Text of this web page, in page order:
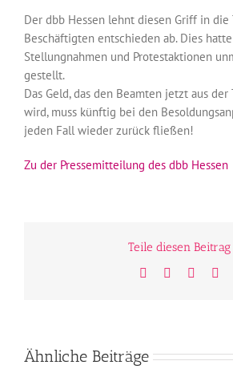
Der dbb Hessen lehnt diesen Griff in die
Beschäftigten entschieden ab. Dies
Stellungnahmen und Protestaktionen
gestellt.
Das Geld, das den Beamten jetzt aus der
wird, muss künftig bei den
jeden Fall wieder zurück fließen!
Zu der Pressemitteilung des dbb Hessen
Teile diesen Beitrag
Facebook
Twitter
Ähnliche Beiträge